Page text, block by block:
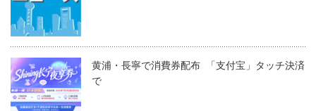
黄浦・長寧で消費券配布 「支付宝」タッチ決済
で